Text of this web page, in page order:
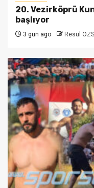
20. Vezirköprü
başlıyor
3 gün ago Resul